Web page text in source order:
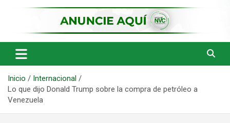
NVC Noticias
Inicio
Internacional
Lo que dijo Donald Trump sobre la compra de petróleo a
Venezuela